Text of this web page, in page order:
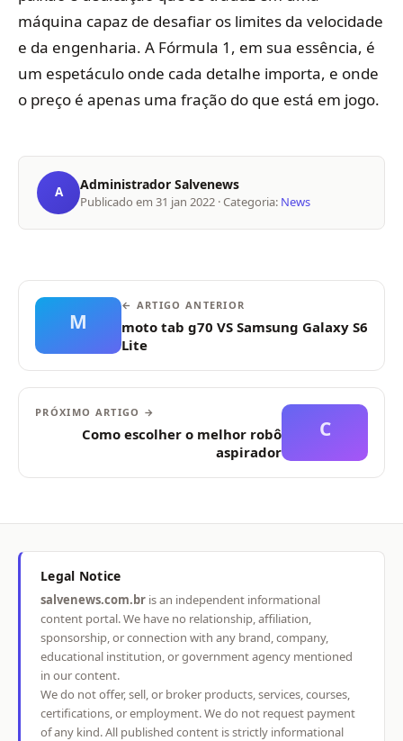
máquina capaz de desafiar os limites da velocidade
e da engenharia. A Fórmula 1, em sua essência, é
um espetáculo onde cada detalhe importa, e onde
o preço é apenas uma fração do que está em jogo.
A Administrador Salvenews
Publicado em 31 jan 2022 · Categoria: News
M
← ARTIGO ANTERIOR
moto tab g70 VS Samsung Galaxy S6
Lite
C
PRÓXIMO ARTIGO →
Como escolher o melhor robô
aspirador
Legal Notice
salvenews.com.br is an independent informational
content portal. We have no relationship, affiliation,
sponsorship, or connection with any brand, company,
educational institution, or government agency mentioned
in our content.
We do not offer, sell, or broker products, services, courses,
certifications, or employment. We do not request payment
of any kind. All published content is strictly informational